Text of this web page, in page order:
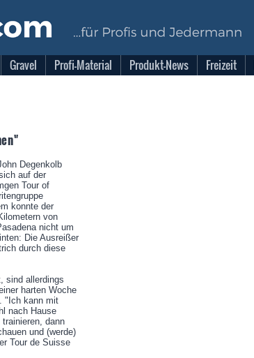
Gravel Profi-Material Produkt-News Freizeit
Degenkolb
auf der
Tour of
konnte der
von
nicht um
Die Ausreißer
durch diese
sind allerdings
harten Woche
"Ich kann mit
nach Hause
dann
und (werde)
Tour de Suisse